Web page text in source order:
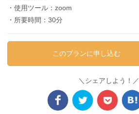
・使用ツール：zoom
・所要時間：30分
このプランに申し込む
＼シェアしよう！／